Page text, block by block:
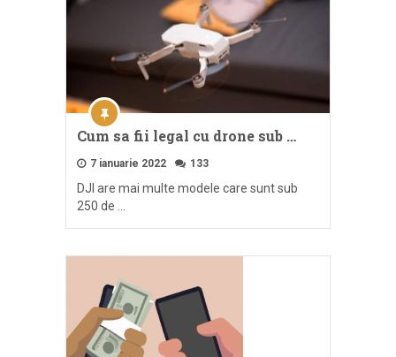
Cum sa fii legal cu drone sub …
7 ianuarie 2022 133
DJI are mai multe modele care sunt sub
250 de …